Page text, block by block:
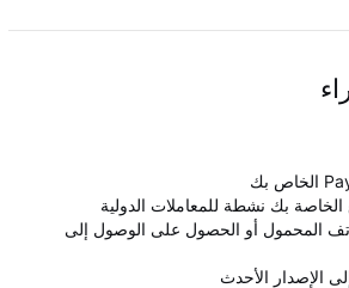
بك نشطة للمعاملات الدولية
المحمول أو الحصول على الوصول إلى